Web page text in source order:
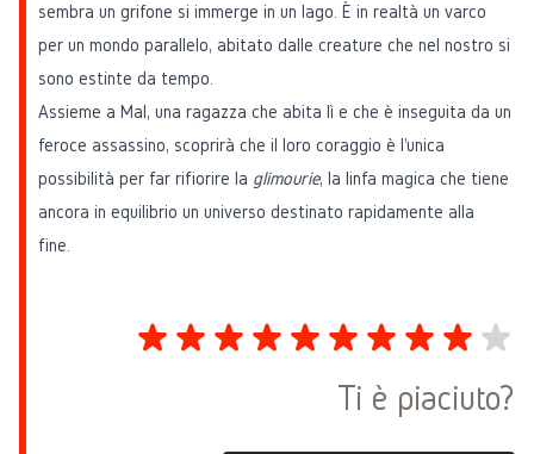
Ti è piaciuto?
sembra un grifone si immerge in un lago. È in realtà un varco
per un mondo parallelo, abitato dalle creature che nel nostro si
sono estinte da tempo.
Assieme a Mal, una ragazza che abita lì e che è inseguita da un
feroce assassino, scoprirà che il loro coraggio è l'unica
possibilità per far rifiorire la glimourie, la linfa magica che tiene
ancora in equilibrio un universo destinato rapidamente alla
fine.